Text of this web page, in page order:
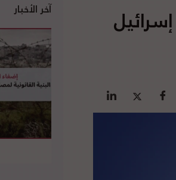
آخر الأخبار